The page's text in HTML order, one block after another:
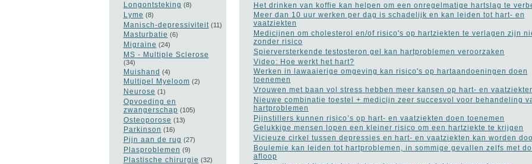
Longontsteking (8)
Lyme (8)
Manisch-depressiviteit (11)
Masturbatie (6)
Migraine (24)
MS - Multiple Sclerose
(34)
Muishand (4)
Multipel Myeloom (2)
Neurose (1)
Opvoeding en
zwangerschap (105)
Osteoporose (13)
Parkinson (16)
Pijn aan de rug (27)
Plasproblemen (9)
Plastische chirurgie (32)
Het drinken van koffie kan helpen om een onregelmatige hartslag te
Meer dan 10 uur werken per dag is schadelijk en kan leiden tot hart- en
vaatziekten
Medicijnen om cholesterol en/of risico's op hartziekten te verlagen zijn
zonder risico
Spierversterkende testosteron gel kan hartproblemen veroorzaken
Video: Hoe werkt het hart?
Werken in lawaaierige omgeving kan risico's op hartaandoeningen doen
toenemen
Vrouwen met baan vol stress hebben meer kansen op hart- en
Nieuwe combinatie toestel + medicijn zeer succesvol voor behandeling
hartproblemen
Pijnstillers kunnen risico’s op hart- en vaatziekten doen toenemen
Gelukkige mensen lopen een kleiner risico om een hartziekte te krijgen
Vicieuze cirkel tussen depressies en hart- en vaatziekten kan worden
Boulemie kan leiden tot hartproblemen, in sommige gevallen zelfs met
afloop